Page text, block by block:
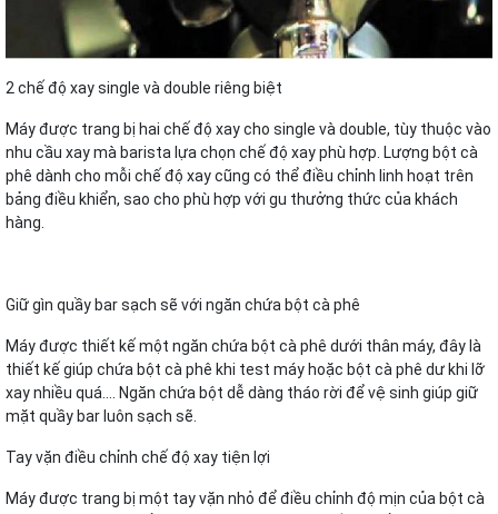
2 chế độ xay single và double riêng biệt
Máy được trang bị hai chế độ xay cho single và double, tùy thuộc vào
nhu cầu xay mà barista lựa chọn chế độ xay phù hợp. Lượng bột cà
phê dành cho mỗi chế độ xay cũng có thể điều chỉnh linh hoạt trên
bảng điều khiển, sao cho phù hợp với gu thưởng thức của khách
hàng.
Giữ gìn quầy bar sạch sẽ với ngăn chứa bột cà phê
Máy được thiết kế một ngăn chứa bột cà phê dưới thân máy, đây là
thiết kế giúp chứa bột cà phê khi test máy hoặc bột cà phê dư khi lỡ
xay nhiều quá…. Ngăn chứa bột dễ dàng tháo rời để vệ sinh giúp giữ
mặt quầy bar luôn sạch sẽ.
Tay vặn điều chỉnh chế độ xay tiện lợi
Máy được trang bị một tay vặn nhỏ để điều chỉnh độ mịn của bột cà